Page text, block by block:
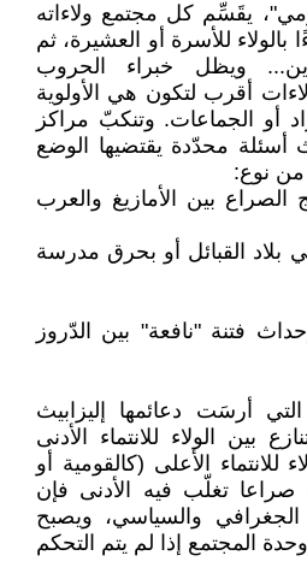
يقَسِّم كل مجتمع ولاءاته
بالولاء للأسرة أو العشيرة، ثم
ويظل خبراء الحروب
أقرب لتكون هي الأولوية
أو الجماعات. وتنكبّ مراكز
أسئلة محدّدة يقتضيها الوضع
من نوع:
الصراع بين الأمازيغ والعرب
بلاد القبائل أو بحرق مدرسة
فتنة "نافعة" بين الدّروز
أرسَت دعائمها إليزابيث
بين الولاء للانتماء الأدنى
للانتماء الأعلى (كالقومية أو
صراعا تغلّب فيه الأدنى فإن
والسياسي، ويصبح
المجتمع إذا لم يتم التحكم